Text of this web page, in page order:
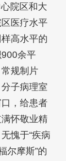
院区和大
医疗水平
高水平的
余平
规制片
子病理室
，给患者
怀敬业精
愧于“疾病
尔摩斯”的